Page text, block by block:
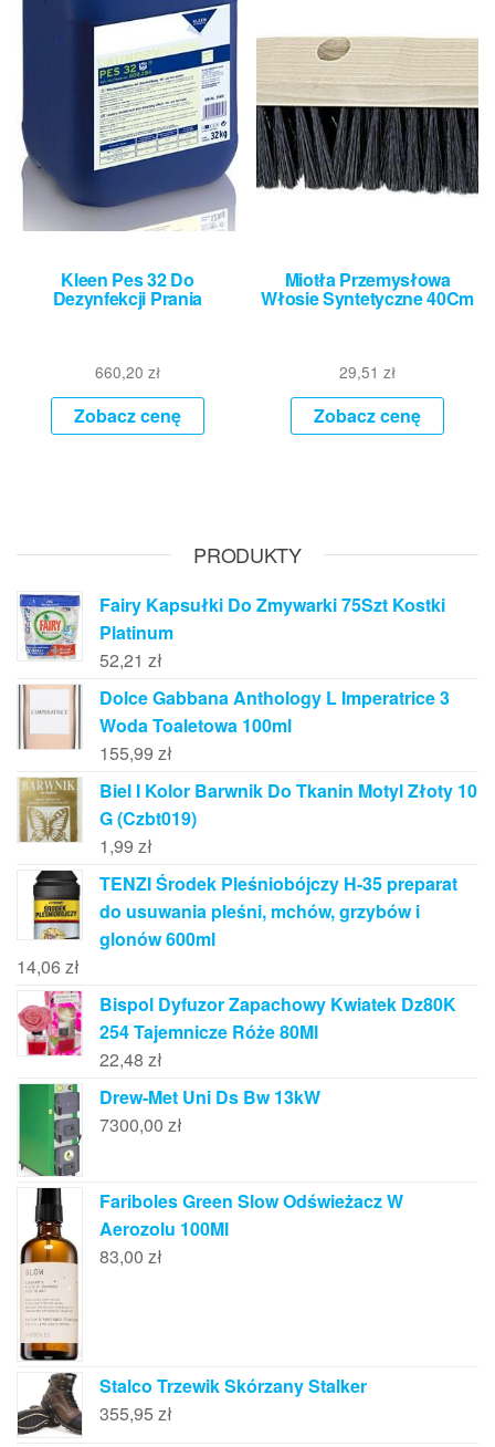
Kleen Pes 32 Do
Dezynfekcji Prania
660,20 zł
Zobacz cenę
Miotła Przemysłowa
Włosie Syntetyczne 40Cm
29,51zł
Zobacz cenę
PRODUKTY
Fairy Kapsułki Do Zmywarki 75Szt Kostki
Platinum
52,21 zł
Dolce Gabbana Anthology L Imperatrice 3
Woda Toaletowa 100ml
155,99 zł
Biel I Kolor Barwnik Do Tkanin Motyl Złoty 10
G (Czbt019)
1,99 zł
TENZI Środek Pleśniobójczy H-35 preparat
do usuwania pleśni, mchów, grzybów i
glonów 600ml
14,06 zł
Bispol Dyfuzor Zapachowy Kwiatek Dz80K
254 Tajemnicze Róże 80Ml
22,48 zł
Drew-Met Uni Ds Bw 13kW
7300,00 zł
Fariboles Green Slow Odświeżacz W
Aerozolu 100Ml
83,00 zł
Stalco Trzewik Skórzany Stalker
355,95 zł